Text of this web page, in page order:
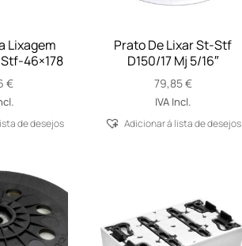
Lixagem
46×178
€
de desejos
Prato De Lixar St-Stf
D150/17 Mj 5/16″
79,85€
IVA Incl.
Adicionar á lista de desejos